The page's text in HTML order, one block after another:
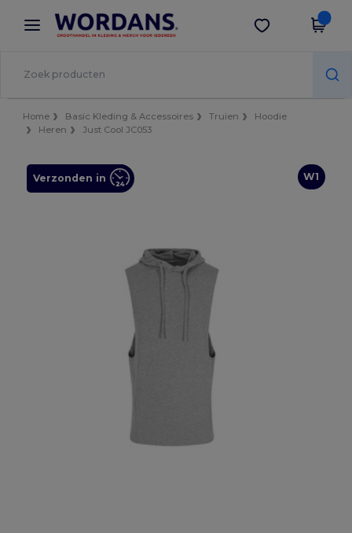
× Wordans-app
Betere prijzen in de app!
Download app
Home Basic Kleding & Accessoires Truien
Hoodie
Heren
Just Cool JC053
W1
Verzonden in